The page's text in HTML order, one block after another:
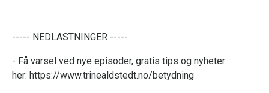
----- NEDLASTNINGER -----
- Få varsel ved nye episoder, gratis tips og nyheter
her: https://www.trinealdstedt.no/betydning